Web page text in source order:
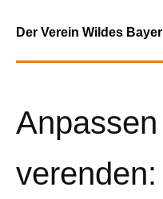
Der Verein Wildes